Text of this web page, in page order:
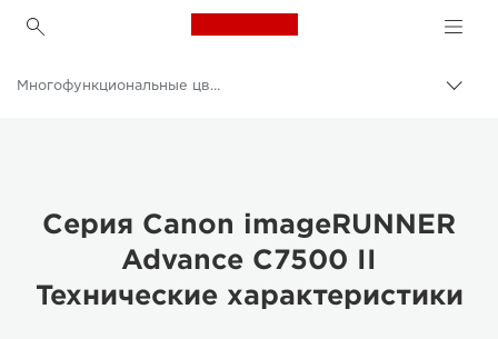
Canon Logo, back to
Продукты и решения для бизнеса
Принтеры и факсимильные аппараты для бизнеса
Многофункциональные принтеры - Принтеры «Все в одном»
Многофункциональные цветные принтеры
Серия Canon imageRUNNER
Advance C7500 II
Технические характеристики